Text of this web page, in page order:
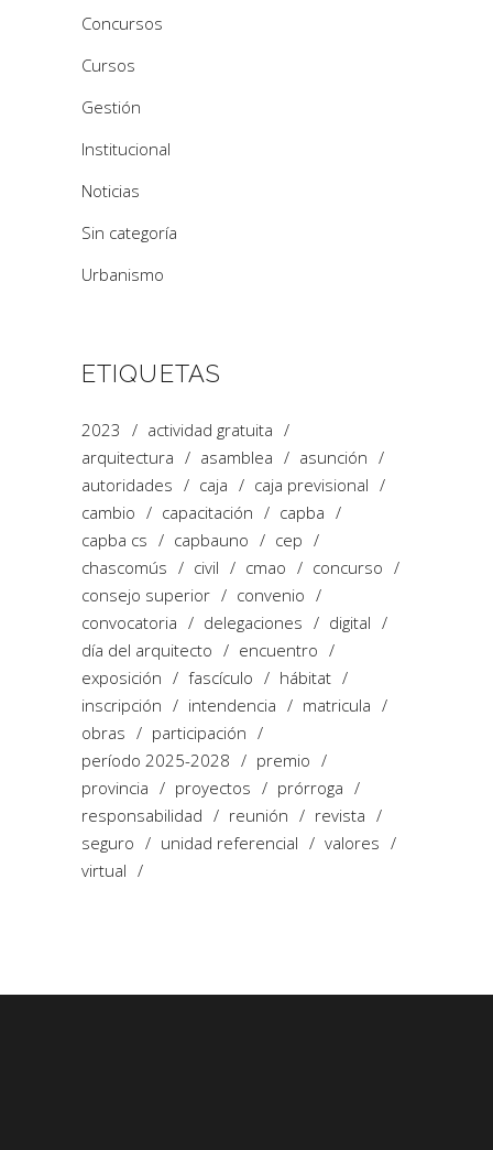
Concursos
Cursos
Gestión
Institucional
Noticias
Sin categoría
Urbanismo
ETIQUETAS
2023
actividad gratuita
arquitectura
asamblea
asunción
autoridades
caja
caja previsional
cambio
capacitación
capba
capba cs
capbauno
cep
chascomús
civil cmao
concurso
consejo superior
convenio
convocatoria
delegaciones
digital
día del arquitecto
encuentro
exposición
fascículo
hábitat
inscripción
intendencia
matricula
obras
participación
período 2025-2028
premio
provincia
proyectos
prórroga
responsabilidad
reunión
revista
seguro
unidad referencial
valores
virtual